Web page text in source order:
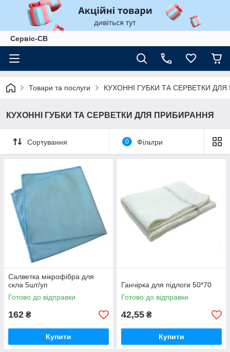
Сервіс-СВ
Товари та послуги КУХОННІ ГУБКИ ТА СЕРВЕТКИ
КУХОННІ ГУБКИ ТА СЕРВЕТКИ ДЛЯ ПРИБИРАННЯ
Сортування 0 Фільтри
Cалветка мікрофібра для
скла 5шт/уп
Готово до відправки
162 ₴
Купити
Ганчірка для підлоги 50*70
Готово до відправки
42,55 ₴
Купити